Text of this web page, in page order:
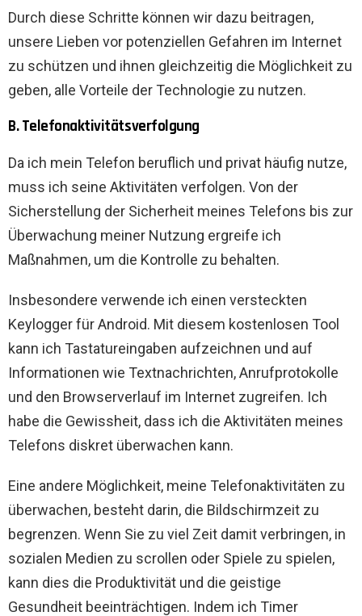
Durch diese Schritte können wir dazu beitragen,
unsere Lieben vor potenziellen Gefahren im Internet
zu schützen und ihnen gleichzeitig die Möglichkeit zu
geben, alle Vorteile der Technologie zu nutzen.
B. Telefonaktivitätsverfolgung
Da ich mein Telefon beruflich und privat häufig nutze,
muss ich seine Aktivitäten verfolgen. Von der
Sicherstellung der Sicherheit meines Telefons bis zur
Überwachung meiner Nutzung ergreife ich
Maßnahmen, um die Kontrolle zu behalten.
Insbesondere verwende ich einen versteckten
Keylogger für Android. Mit diesem kostenlosen Tool
kann ich Tastatureingaben aufzeichnen und auf
Informationen wie Textnachrichten, Anrufprotokolle
und den Browserverlauf im Internet zugreifen. Ich
habe die Gewissheit, dass ich die Aktivitäten meines
Telefons diskret überwachen kann.
Eine andere Möglichkeit, meine Telefonaktivitäten zu
überwachen, besteht darin, die Bildschirmzeit zu
begrenzen. Wenn Sie zu viel Zeit damit verbringen, in
sozialen Medien zu scrollen oder Spiele zu spielen,
kann dies die Produktivität und die geistige
Gesundheit beeinträchtigen. Indem ich Timer